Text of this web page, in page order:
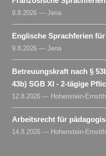
9.8.2026 — Jena
Englische Sprachferien
9.8.2026 — Jena
Betreuungskraft nach §
43b) SGB XI - 2-tägige
12.8.2026 — Hohenstein-
Arbeitsrecht für
14.8.2026 — Hohenstein-